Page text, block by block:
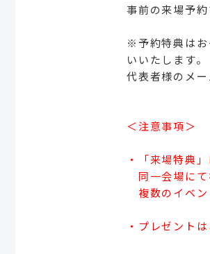
事前の来場予
※予約特典はお
いいたします。
代表者様のメ
＜注意事項＞
・「来場特典
同一会場にて
複数のイベン
・プレゼント